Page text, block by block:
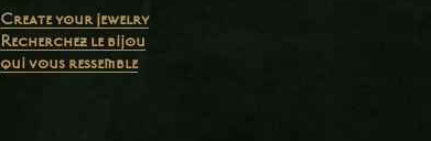
Create your jewelry
Recherchez le bijou
qui vous ressemble